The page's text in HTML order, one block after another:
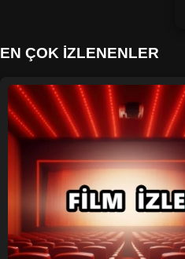
EN ÇOK İZLENENLER